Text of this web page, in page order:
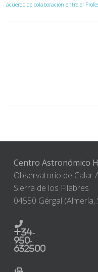
acuerdo de colaboración entre el
Centro Astronómico
Observatorio de Calar
Sierra de los Filabres
04550 Gérgal (Almería,
+34-
950-
632500